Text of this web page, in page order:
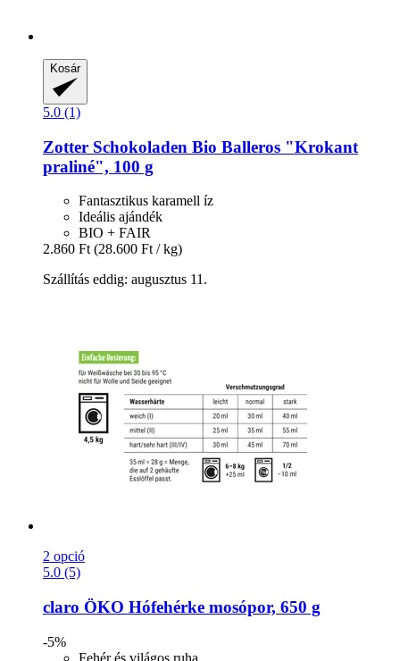
Kosár
5.0 (1)
Zotter Schokoladen Bio Balleros "Krokant
praliné", 100 g
Fantasztikus karamell íz
Ideális ajándék
BIO + FAIR
2.860 Ft (28.600 Ft / kg)
Szállítás eddig: augusztus 11.
2 opció
5.0 (5)
claro ÖKO Hófehérke mosópor, 650 g
-5%
Fehér és világos ruha